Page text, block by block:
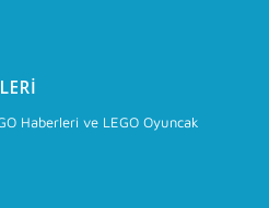
Haberleri ve LEGO Oyuncak